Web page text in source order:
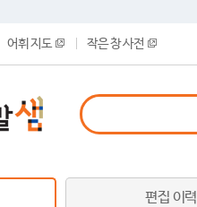
어휘 지도 작은 창 사전
편집 이력